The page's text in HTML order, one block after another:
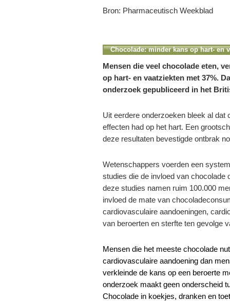
Bron: Pharmaceutisch Weekblad
Chocolade: minder kans op hart- en
Mensen die veel chocolade eten,
op hart- en vaatziekten met 37%.
onderzoek gepubliceerd in het
Uit eerdere onderzoeken bleek al dat
effecten had op het hart. Een
deze resultaten bevestigde ontbrak
Wetenschappers voerden een
studies die de invloed van chocolade
deze studies namen ruim 100.000
invloed de mate van
cardiovasculaire aandoeningen,
van beroerten en sterfte ten gevolge
Mensen die het meeste chocolade
cardiovasculaire aandoening dan
verkleinde de kans op een beroerte
onderzoek maakt geen onderscheid
Chocolade in koekjes, dranken en